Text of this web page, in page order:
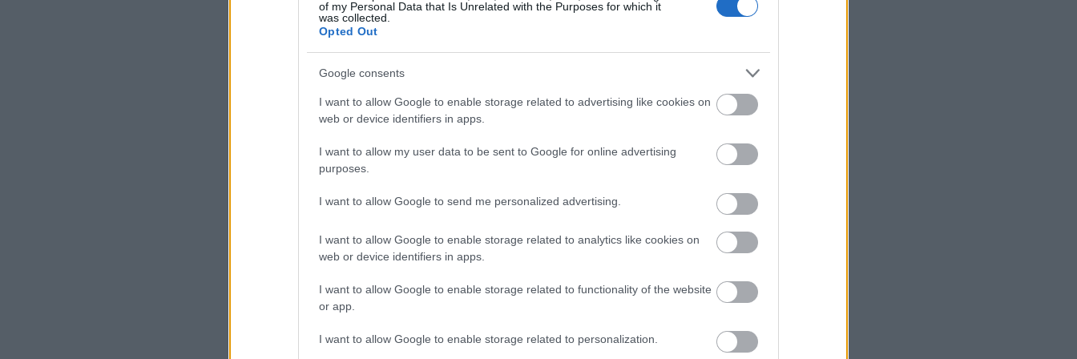
of my Personal Data that Is Unrelated with the Purposes for which it
was collected.
Opted Out
Google consents
I want to allow Google to enable storage related to advertising like cookies on
web or device identifiers in apps.
I want to allow my user data to be sent to Google for online advertising
purposes.
I want to allow Google to send me personalized advertising.
I want to allow Google to enable storage related to analytics like cookies on
web or device identifiers in apps.
I want to allow Google to enable storage related to functionality of the website
or app.
I want to allow Google to enable storage related to personalization.
οικονομίας και οι κίνδυνοι της
επενδυτικής έκρηξης
εξουσίας εκθέτει τη χώρα διεθνώς»
19:37
Δικαστικό μπλόκο στην αίθουσα χορού
του Τραμπ στο Λευκό Οίκο
Μπάρκιν (Fed): «Τα στοιχεία για την
αγορά εργασίας συμβαδίζουν με τις
Καταβλήθηκαν 33,58 εκατ. ευρώ σε
67.746 δικαιούχους για την αγορά
λιπασμάτων
Ευρωαγορές: Η καλύτερη εβδομάδα
Stoxx 600
- Στο 100% η πληρότητα σε πολλά
δρομολόγια για Κυκλάδες